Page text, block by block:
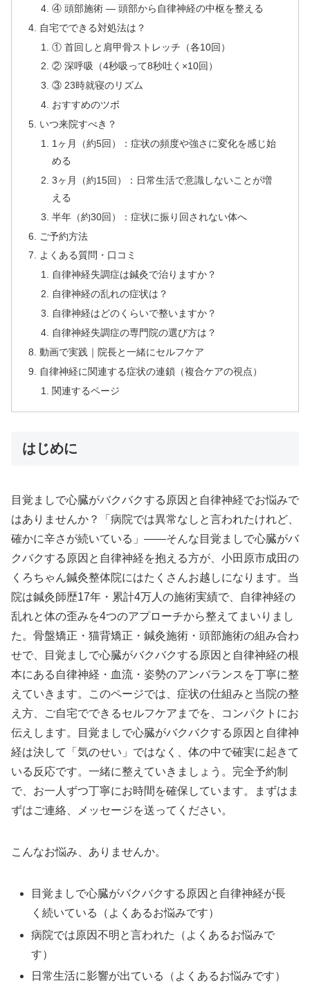
④ 頭部施術 — 頭部から自律神経の中枢を整える
自宅でできる対処法は？
① 首回しと肩甲骨ストレッチ（各10回）
② 深呼吸（4秒吸って8秒吐く×10回）
③ 23時就寝のリズム
おすすめのツボ
いつ来院すべき？
1ヶ月（約5回）：症状の頻度や強さに変化を感じ始
める
3ヶ月（約15回）：日常生活で意識しないことが増
える
半年（約30回）：症状に振り回されない体へ
ご予約方法
よくある質問・口コミ
自律神経失調症は鍼灸で治りますか？
自律神経の乱れの症状は？
自律神経はどのくらいで整いますか？
自律神経失調症の専門院の選び方は？
動画で実践｜院長と一緒にセルフケア
自律神経に関連する症状の連鎖（複合ケアの視点）
関連するページ
はじめに
目覚ましで心臓がバクバクする原因と自律神経でお悩みで
はありませんか？「病院では異常なしと言われたけれど、
確かに辛さが続いている」——そんな目覚ましで心臓がバ
クバクする原因と自律神経を抱える方が、小田原市成田の
くろちゃん鍼灸整体院にはたくさんお越しになります。当
院は鍼灸師歴17年・累計4万人の施術実績で、自律神経の
乱れと体の歪みを4つのアプローチから整えてまいりまし
た。骨盤矯正・猫背矯正・鍼灸施術・頭部施術の組み合わ
せで、目覚ましで心臓がバクバクする原因と自律神経の根
本にある自律神経・血流・姿勢のアンバランスを丁寧に整
えていきます。このページでは、症状の仕組みと当院の整
え方、ご自宅でできるセルフケアまでを、コンパクトにお
伝えします。目覚ましで心臓がバクバクする原因と自律神
経は決して「気のせい」ではなく、体の中で確実に起きて
いる反応です。一緒に整えていきましょう。完全予約制
で、お一人ずつ丁寧にお時間を確保しています。まずはま
ずはご連絡、メッセージを送ってください。
こんなお悩み、ありませんか。
目覚ましで心臓がバクバクする原因と自律神経が長
く続いている（よくあるお悩みです）
病院では原因不明と言われた（よくあるお悩みで
す）
日常生活に影響が出ている（よくあるお悩みです）